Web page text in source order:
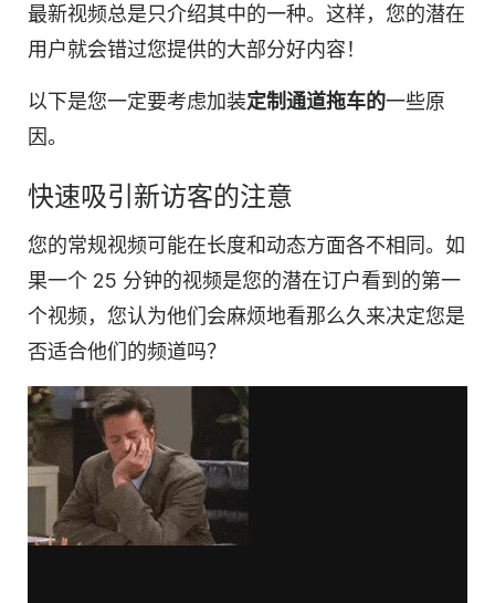
最新视频总是只介绍其中的一种。这样，您的潜在
用户就会错过您提供的大部分好内容！
以下是您一定要考虑加装定制通道拖车的一些原
因。
快速吸引新访客的注意
您的常规视频可能在长度和动态方面各不相同。如
果一个 25 分钟的视频是您的潜在订户看到的第一
个视频，您认为他们会麻烦地看那么久来决定您是
否适合他们的频道吗？